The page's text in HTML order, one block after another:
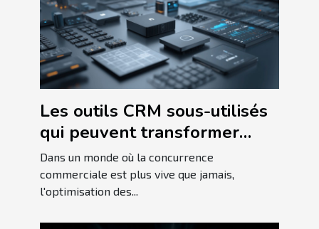
Les outils CRM sous-utilisés
qui peuvent transformer
votre business
Dans un monde où la concurrence
commerciale est plus vive que jamais,
l'optimisation des...